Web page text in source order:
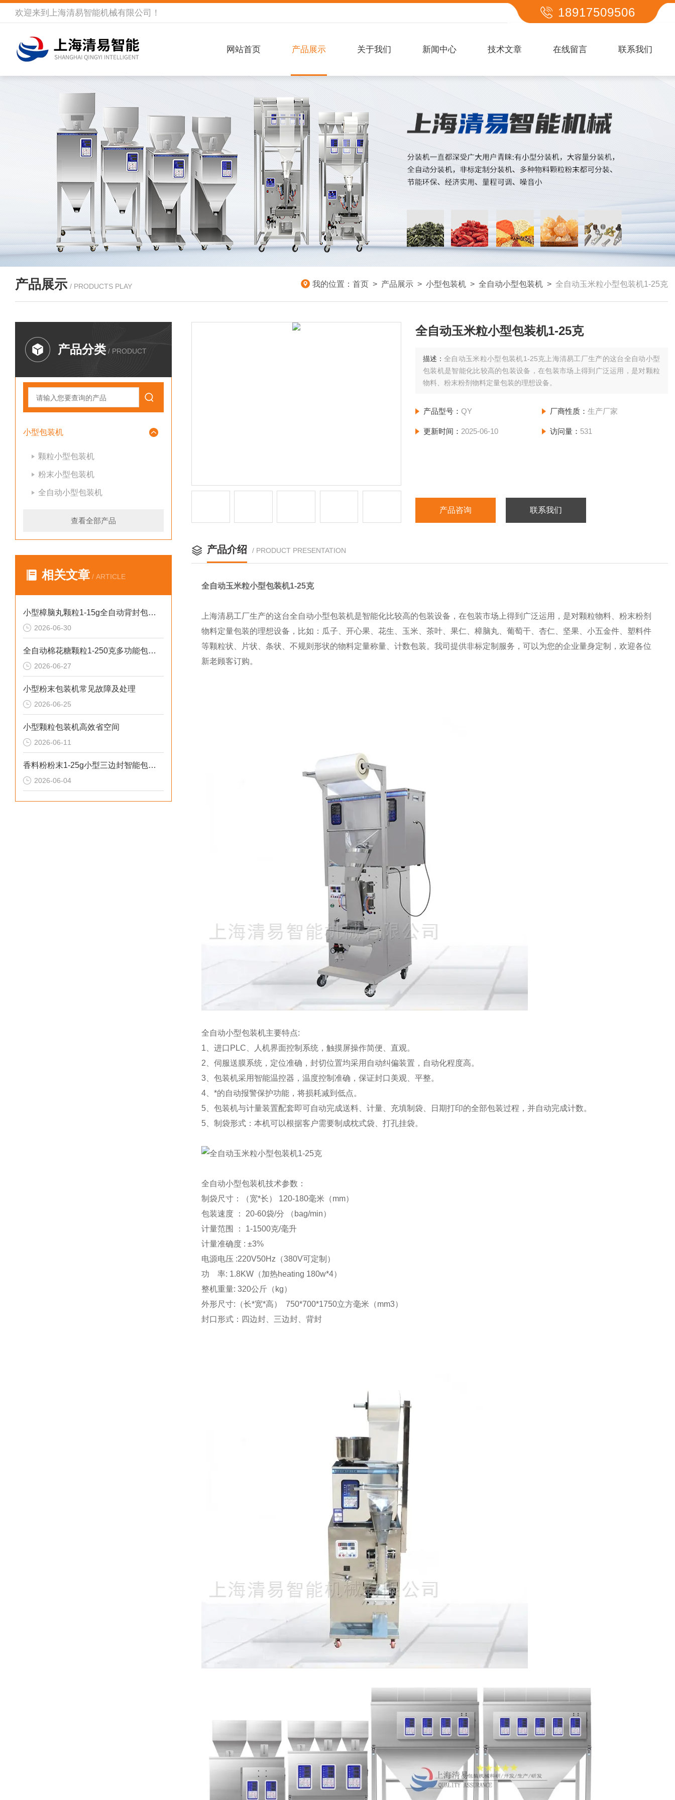
欢迎来到 上海清易智能机械有限公司 ！ 18917509506
网站首页 产品展示 关于我们 新闻中心 技术文章 在线留言 联系我们
产品展示 / PRODUCTS PLAY 我的位置： 首页 > 产品展示 > 小型包装机 > 全自动小型包装机 > 全自动玉米粒小型包装机1-25克
产品分类 / PRODUCT
小型包装机
颗粒小型包装机
粉末小型包装机
全自动小型包装机
查看全部产品
相关文章 / ARTICLE
小型樟脑丸颗粒1-15g全自动背封包装机哪家好
2026-06-30
全自动棉花糖颗粒1-250克多功能包装机新型号
2026-06-27
小型粉末包装机常见故障及处理
2026-06-25
小型颗粒包装机高效省空间
2026-06-11
香料粉粉末1-25g小型三边封智能包装机操作简单
2026-06-04
全自动玉米粒小型包装机1-25克
描述：全自动玉米粒小型包装机1-25克上海清易工厂生产的这台全自动小型
包装机是智能化比较高的包装设备，在包装市场上得到广泛运用，是对颗粒
物料、粉末粉剂物料定量包装的理想设备。
产品型号：QY 厂商性质： 生产厂家
更新时间： 2025-06-10 访问量： 531
产品咨询 联系我们
产品介绍 / PRODUCT PRESENTATION
全自动玉米粒小型包装机1-25克
上海清易工厂生产的这台全自动小型包装机是智能化比较高的包装设备，在包装市场上得到广泛运用，是对颗粒物料、粉末粉剂
物料定量包装的理想设备，比如：瓜子、开心果、花生、玉米、茶叶、果仁、樟脑丸、葡萄干、杏仁、坚果、小五金件、塑料件
等颗粒状、片状、条状、不规则形状的物料定量称量、计数包装。我司提供非标定制服务，可以为您的企业量身定制，欢迎各位
新老顾客订购。
全自动小型包装机主要特点:
1、进口PLC、人机界面控制系统，触摸屏操作简便、直观。
2、伺服送膜系统，定位准确，封切位置均采用自动纠偏装置，自动化程度高。
3、包装机采用智能温控器，温度控制准确，保证封口美观、平整。
4、*的自动报警保护功能，将损耗减到低点。
5、包装机与计量装置配套即可自动完成送料、计量、充填制袋、日期打印的全部包装过程，并自动完成计数。
5、制袋形式：本机可以根据客户需要制成枕式袋、打孔挂袋。
全自动小型包装机技术参数：
制袋尺寸：（宽*长） 120-180毫米（mm）
包装速度 ： 20-60袋/分 （bag/min）
计量范围 ： 1-1500克/毫升
计量准确度 : ±3%
电源电压 :220V50Hz（380V可定制）
功 率: 1.8KW（加热heating 180w*4）
整机重量: 320公斤（kg）
外形尺寸:（长*宽*高） 750*700*1750立方毫米（mm3）
封口形式：四边封、三边封、背封